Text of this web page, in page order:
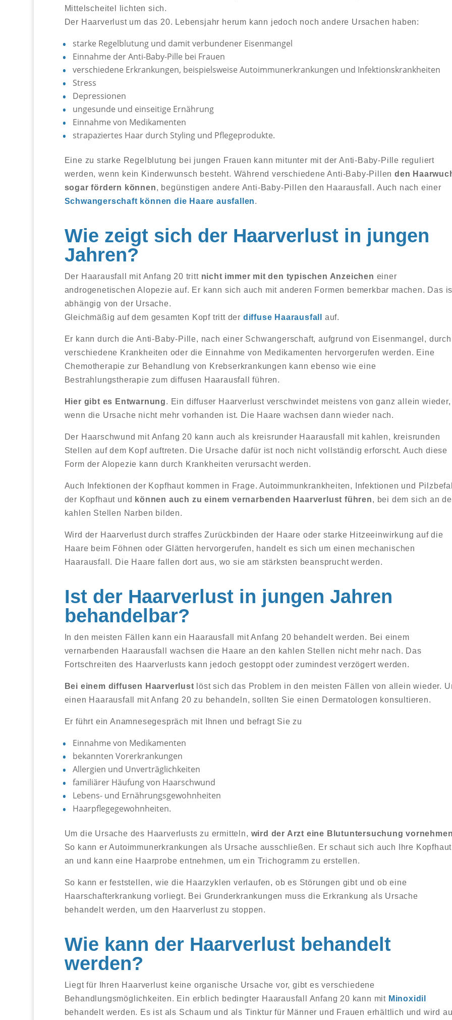
Mittelscheitel lichten sich.
Der Haarverlust um das 20. Lebensjahr herum kann jedoch noch andere Ursachen haben:
starke Regelblutung und damit verbundener Eisenmangel
Einnahme der Anti-Baby-Pille bei Frauen
verschiedene Erkrankungen, beispielsweise Autoimmunerkrankungen und Infektionskrankheiten
Stress
Depressionen
ungesunde und einseitige Ernährung
Einnahme von Medikamenten
strapaziertes Haar durch Styling und Pflegeprodukte.
Eine zu starke Regelblutung bei jungen Frauen kann mitunter mit der Anti-Baby-Pille reguliert
werden, wenn kein Kinderwunsch besteht. Während verschiedene Anti-Baby-Pillenden
sogar fördern können, begünstigen andere Anti-Baby-Pillen den Haarausfall. Auch nach einer
Schwangerschaft können die Haare ausfallen.
Wie zeigt sich der Haarverlust in jungen
Jahren?
Der Haarausfall mit Anfang 20 tritt nicht immer mit den typischen Anzeichen einer
androgenetischen Alopezie auf. Er kann sich auch mit anderen Formen bemerkbar machen. Das
abhängig von der Ursache.
Gleichmäßig auf dem gesamten Kopf tritt der diffuse Haarausfall auf.
Er kann durch die Anti-Baby-Pille, nach einer Schwangerschaft, aufgrund von Eisenmangel, durch
verschiedene Krankheiten oder die Einnahme von Medikamenten hervorgerufen werden. Eine
Chemotherapie zur Behandlung von Krebserkrankungen kann ebenso wie eine
Bestrahlungstherapie zum diffusen Haarausfall führen.
Hier gibt es Entwarnung. Ein diffuser Haarverlust verschwindet meistens von ganz allein wieder,
wenn die Ursache nicht mehr vorhanden ist. Die Haare wachsen dann wieder nach.
Der Haarschwund mit Anfang 20 kann auch als kreisrunder Haarausfall mit kahlen, kreisrunden
Stellen auf dem Kopf auftreten. Die Ursache dafür ist noch nicht vollständig erforscht. Auch diese
Form der Alopezie kann durch Krankheiten verursacht werden.
Auch Infektionen der Kopfhaut kommen in Frage. Autoimmunkrankheiten, Infektionen und
der Kopfhaut und können auch zu einem vernarbenden Haarverlust führen, bei dem sich an
kahlen Stellen Narben bilden.
Wird der Haarverlust durch straffes Zurückbinden der Haare oder starke Hitzeeinwirkung auf die
Haare beim Föhnen oder Glätten hervorgerufen, handelt es sich um einen mechanischen
Haarausfall. Die Haare fallen dort aus, wo sie am stärksten beansprucht werden.
Ist der Haarverlust in jungen Jahren
behandelbar?
In den meisten Fällen kann ein Haarausfall mit Anfang 20 behandelt werden. Bei einem
vernarbenden Haarausfall wachsen die Haare an den kahlen Stellen nicht mehr nach. Das
Fortschreiten des Haarverlusts kann jedoch gestoppt oder zumindest verzögert werden.
Bei einem diffusen Haarverlust löst sich das Problem in den meisten Fällen von allein wieder.
einen Haarausfall mit Anfang 20 zu behandeln, sollten Sie einen Dermatologen konsultieren.
Er führt ein Anamnesegespräch mit Ihnen und befragt Sie zu
Einnahme von Medikamenten
bekannten Vorerkrankungen
Allergien und Unverträglichkeiten
familiärer Häufung von Haarschwund
Lebens- und Ernährungsgewohnheiten
Haarpflegegewohnheiten.
Um die Ursache des Haarverlusts zu ermitteln, wird der Arzt eine Blutuntersuchung
So kann er Autoimmunerkrankungen als Ursache ausschließen. Er schaut sich auch Ihre Kopfhaut
an und kann eine Haarprobe entnehmen, um ein Trichogramm zu erstellen.
So kann er feststellen, wie die Haarzyklen verlaufen, ob es Störungen gibt und ob eine
Haarschafterkrankung vorliegt. Bei Grunderkrankungen muss die Erkrankung als Ursache
behandelt werden, um den Haarverlust zu stoppen.
Wie kann der Haarverlust behandelt
werden?
Liegt für Ihren Haarverlust keine organische Ursache vor, gibt es verschiedene
Behandlungsmöglichkeiten. Ein erblich bedingter Haarausfall Anfang 20 kann mit Minoxidil
behandelt werden. Es ist als Schaum und als Tinktur für Männer und Frauen erhältlich und wird